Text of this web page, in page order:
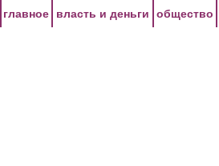
главное власть и деньги общество